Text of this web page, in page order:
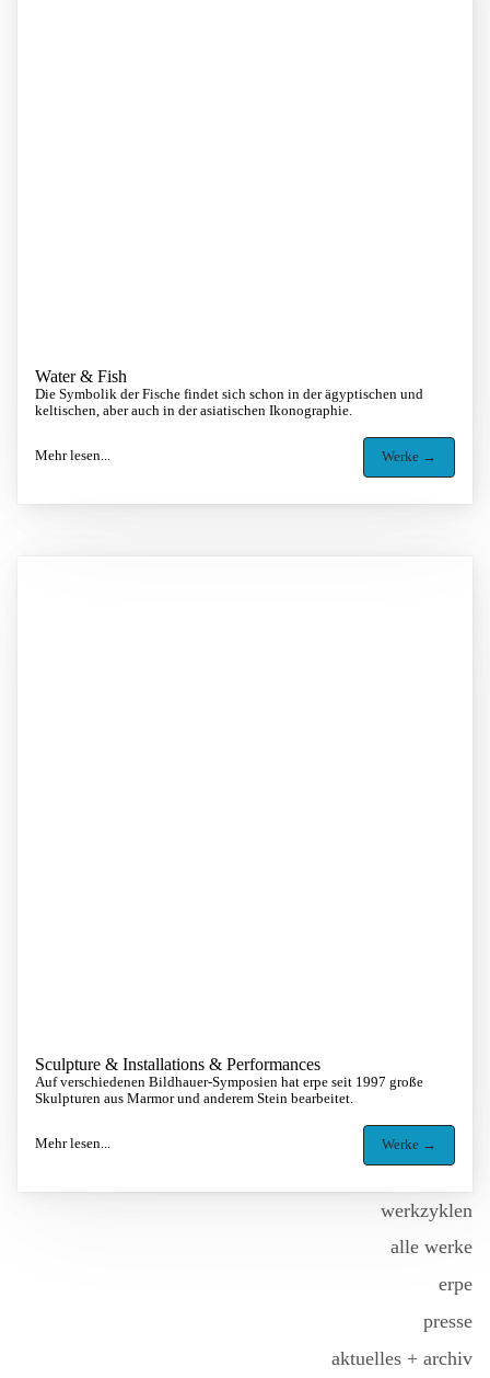
Water & Fish
Die Symbolik der Fische findet sich schon in der ägyptischen und
keltischen, aber auch in der asiatischen Ikonographie.
Mehr lesen... Werke →
Sculpture & Installations & Performances
Auf verschiedenen Bildhauer-Symposien hat erpe seit 1997 große
Skulpturen aus Marmor und anderem Stein bearbeitet.
Mehr lesen... Werke →
werkzyklen
alle werke
erpe
presse
aktuelles + archiv